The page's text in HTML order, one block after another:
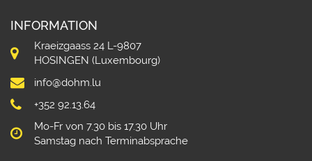
INFORMATION
Kraeizgaass 24 L-9807
HOSINGEN (Luxembourg)
info@dohm.lu
+352 92.13.64
Mo-Fr von 7.30 bis 17.30 Uhr
Samstag nach Terminabsprache